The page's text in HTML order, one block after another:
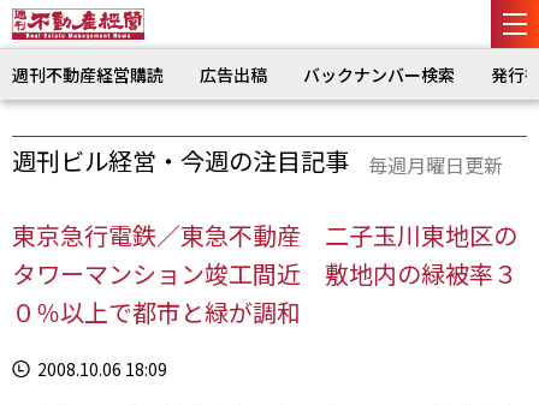
週刊不動産経営購読 広告出稿 バックナンバー検索 発行
週刊ビル経営・今週の注目記事 毎週月曜日更新
東京急行電鉄／東急不動産 二子玉川東地区の
タワーマンション竣工間近 敷地内の緑被率３
０％以上で都市と緑が調和
2008.10.06 18:09